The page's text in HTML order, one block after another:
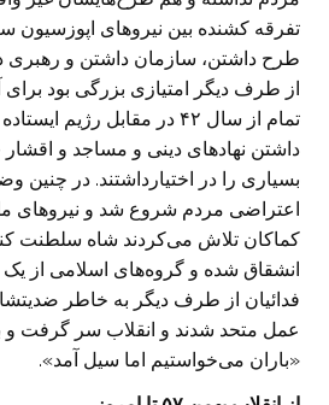
تفرقه کشنده بین نیروهای اپوزسیون
طرح داشتن، سازمان داشتن و رهبری
از طرف دیگر امتیازی بزرگی بود
تمام از سال ۴۲ در مقابل رژیم
داشتن نهادهای دینی و مساجد و اقشار
بسیاری را در اختیارداشتند. در
اعتراضی مردم شروع شد و نیروهای
کماکان تلاش می‌کردند شاه سلطنت
انشقاق شده و گروه‌های اسلامی از
فدائیان از طرف دیگر به خاطر
عمل متحد شدند و انقلاب سر گرفت و
«باران می‌خواستیم اما سیل آمد».